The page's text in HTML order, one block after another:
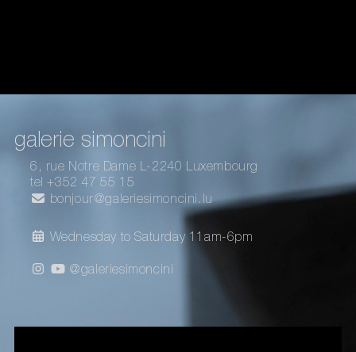
galerie simoncini
6, rue Notre Dame L-2240 Luxembourg
tel +352 47 55 15
bonjour@galeriesimoncini.lu
Wednesday to Saturday 11am-6pm
@galeriesimoncini